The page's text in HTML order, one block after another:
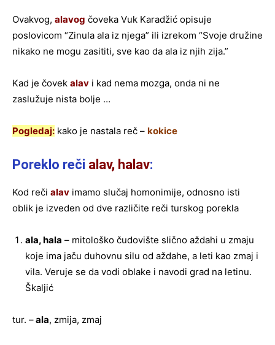
Ovakvog, alavog čoveka Vuk Karadžić opisuje
poslovicom “Zinula ala iz njega” ili izrekom “Svoje družine
nikako ne mogu zasititi, sve kao da ala iz njih zija.”
Kad je čovek alav i kad nema mozga, onda ni ne
zaslužuje nista bolje …
Pogledaj: kako je nastala reč – kokice
Poreklo reči alav, halav:
Kod reči alav imamo slučaj homonimije, odnosno isti
oblik je izveden od dve različite reči turskog porekla
ala, hala – mitološko čudovište slično aždahi u zmaju
koje ima jaču duhovnu silu od aždahe, a leti kao zmaj i
vila. Veruje se da vodi oblake i navodi grad na letinu.
Škaljić
tur. –ala, zmija, zmaj